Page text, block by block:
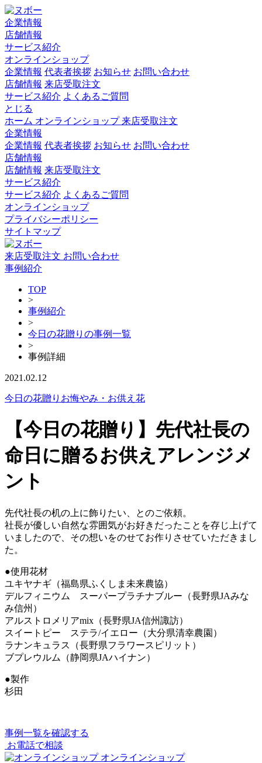
企業情報
店舗情報
サービス紹介
オンラインショップ
企業情報 代表者挨拶 お知らせ お問い合わせ
店舗情報 来店受取注文
サービス紹介 よくあるご質問
とじる
ホーム オンラインショップ来店受取注文
企業情報
企業情報 代表者挨拶 お知らせ お問い合わせ
店舗情報
店舗情報 来店受取注文
サービス紹介
サービス紹介 よくあるご質問
オンラインショップ
プライバシーポリシー
サイトマップ
来店受取注文 お問い合わせ
事例紹介
TOP
>
事例紹介
>
今日の花贈りの事例一覧
>
事例詳細
2021.02.12
今日の花贈り お悔やみ・お供え花
【今日の花贈り】先代社長の
命日に贈るお供えアレンジメ
ント
先代社長の机の上に飾りたい、とのご依頼。
社長が優しい自然な雰囲気がお好きだったことを存じ上げて
いましたので、その想いをのせてお作りさせていただきまし
た。
●使用花材
ユキヤナギ（福島県ふくしま未来農協）
デルフィニウム スーパープラチナブルー（長野県JAみな
み信州）
アルストロメリアmix（長野県JA信州諏訪）
スイートピー ステラ/イエロー（大分県清幸農園）
ラナンキュラス（長野県フラワースピリット）
ブプレウルム（静岡県JAハイナン）
●製作
杉田
事例一覧を確認する
お電話で相談
オンラインショップ